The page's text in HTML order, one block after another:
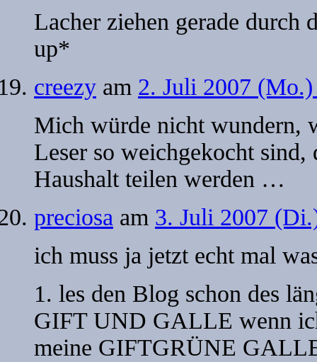
Lacher ziehen gerade
up*
creezy am 2. Juli 2007
Mich würde nicht wundern,
Leser so weichgekocht
Haushalt teilen werden …
preciosa am 3. Juli 2007
ich muss ja jetzt echt mal
1. les den Blog schon des
GIFT UND GALLE wenn
meine GIFTGRÜNE